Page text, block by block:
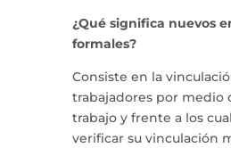
¿Qué significa nuevos
formales?
Consiste en la
trabajadores por medio
trabajo y frente a los
verificar su vinculación